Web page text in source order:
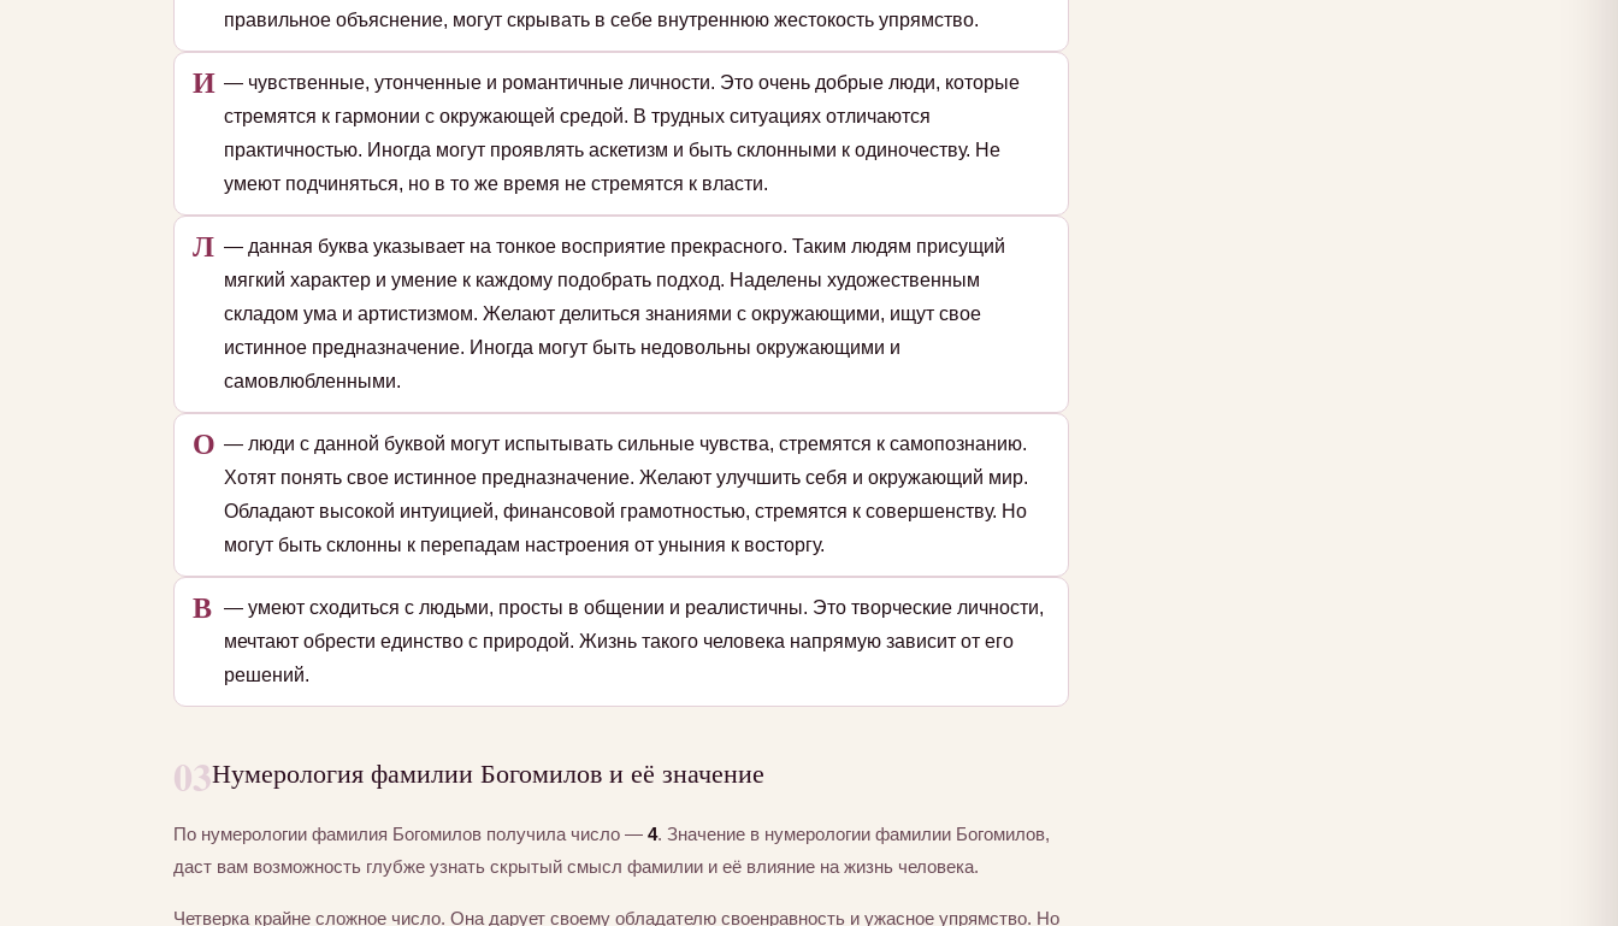
правильное объяснение, могут скрывать в себе внутреннюю жестокость упрямство.
И — чувственные, утонченные и романтичные личности. Это очень добрые люди, которые
стремятся к гармонии с окружающей средой. В трудных ситуациях отличаются
практичностью. Иногда могут проявлять аскетизм и быть склонными к одиночеству. Не
умеют подчиняться, но в то же время не стремятся к власти.
Л — данная буква указывает на тонкое восприятие прекрасного. Таким людям присущий
мягкий характер и умение к каждому подобрать подход. Наделены художественным
складом ума и артистизмом. Желают делиться знаниями с окружающими, ищут свое
истинное предназначение. Иногда могут быть недовольны окружающими и
самовлюбленными.
О — люди с данной буквой могут испытывать сильные чувства, стремятся к самопознанию.
Хотят понять свое истинное предназначение. Желают улучшить себя и окружающий мир.
Обладают высокой интуицией, финансовой грамотностью, стремятся к совершенству. Но
могут быть склонны к перепадам настроения от уныния к восторгу.
В — умеют сходиться с людьми, просты в общении и реалистичны. Это творческие личности,
мечтают обрести единство с природой. Жизнь такого человека напрямую зависит от его
решений.
03Нумерология фамилии Богомилов и её значение
По нумерологии фамилия Богомилов получила число — 4. Значение в нумерологии фамилии Богомилов,
даст вам возможность глубже узнать скрытый смысл фамилии и её влияние на жизнь человека.
Четверка крайне сложное число. Она дарует своему обладателю своенравность и ужасное упрямство. Но